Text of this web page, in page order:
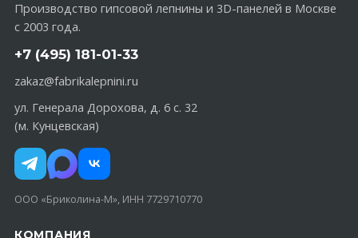
Производство гипсовой лепнины и 3D-панелей в Москве
с 2003 года.
+7 (495) 181-01-33
zakaz@fabrikalepnini.ru
ул. Генерала Дорохова, д. 6 с. 32
(м. Кунцевская)
ООО «Бриколина-М», ИНН 7729710770
КОМПАНИЯ